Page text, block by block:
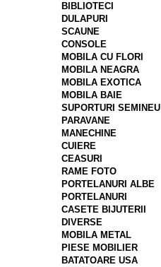
BIBLIOTECI
DULAPURI
SCAUNE
CONSOLE
MOBILA CU FLORI
MOBILA NEAGRA
MOBILA EXOTICA
MOBILA BAIE
SUPORTURI SEMINEU
PARAVANE
MANECHINE
CUIERE
CEASURI
RAME FOTO
PORTELANURI ALBE
PORTELANURI
CASETE BIJUTERII
DIVERSE
MOBILA METAL
PIESE MOBILIER
BATATOARE USA